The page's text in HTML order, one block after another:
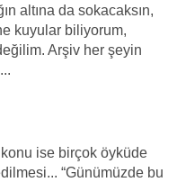
altına da sokacaksın,
kuyular biliyorum,
Arşiv her şeyin
ise birçok öyküde
“Günümüzde bu